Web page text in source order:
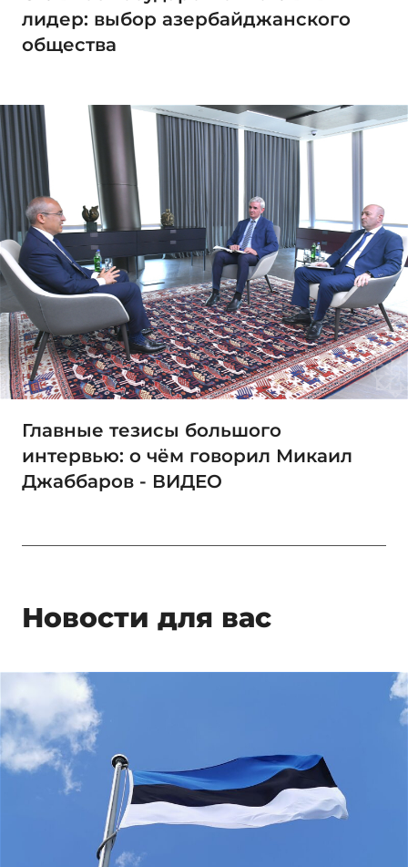
лидер: выбор азербайджанского
общества
Главные тезисы большого
интервью: о чём говорил Микаил
Джаббаров - ВИДЕО
Новости для вас